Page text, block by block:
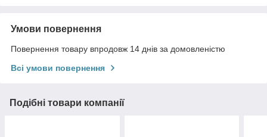
Умови повернення
Повернення товару впродовж 14 днів за домовленістю
Всі умови повернення
Подібні товари компанії